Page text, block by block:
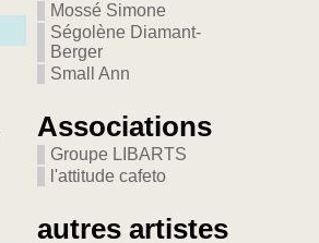
Mossé Simone
Ségolène Diamant-
Berger
Small Ann
Associations
Groupe LIBARTS
l'attitude cafeto
autres artistes